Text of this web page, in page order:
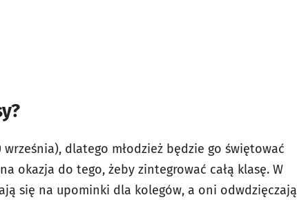
września), dlatego młodzież będzie go świętować
okazja do tego, żeby zintegrować całą klasę. W
się na upominki dla kolegów, a oni odwdzięczają